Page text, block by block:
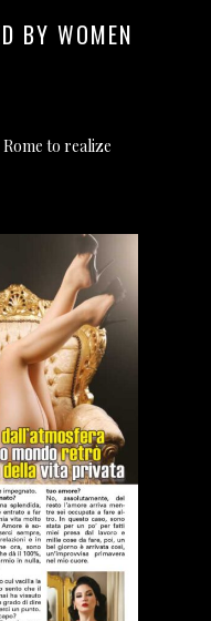
BY WOMEN
to realize